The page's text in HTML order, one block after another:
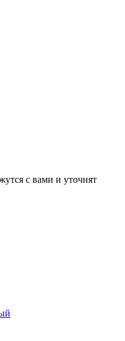
с вами и уточнят